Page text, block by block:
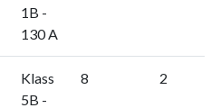
1B -
130 A
Klass
5B -
8 2